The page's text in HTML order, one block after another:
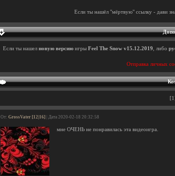
Если ты нашёл "мёртвую" ссылку - дави
Если ты нашел новую версию игры Feel The Snow v15.12.2019 , либо
Отправка личных
[1]
От: GrossVater [12|16] | Дата 2020-02-18 20:32:58
мне ОЧЕНЬ не понравилась эта видеоигра.